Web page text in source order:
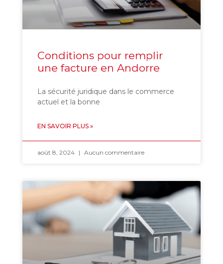
Conditions pour remplir
une facture en Andorre
La sécurité juridique dans le commerce
actuel et la bonne
EN SAVOIR PLUS »
août 8, 2024 Aucun commentaire